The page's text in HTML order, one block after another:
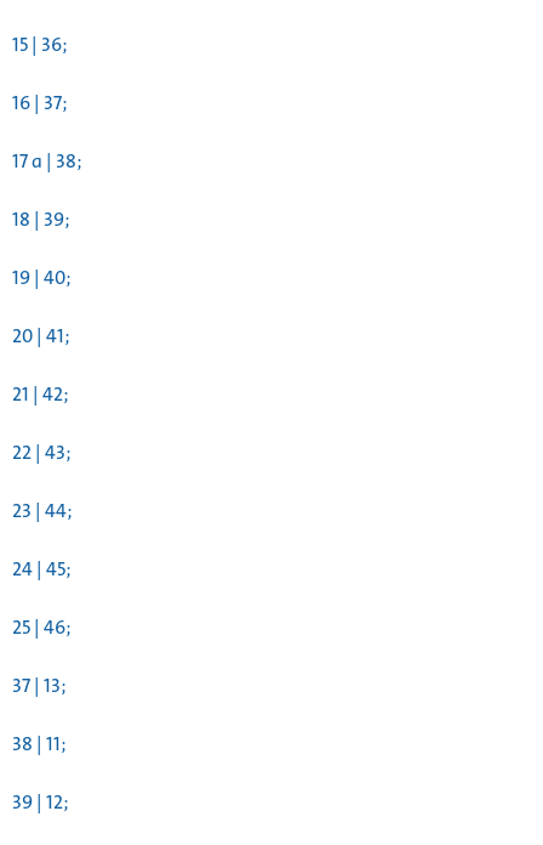
15 | 36;
16 | 37;
17 a | 38;
18 | 39;
19 | 40;
20 | 41;
21 | 42;
22 | 43;
23 | 44;
24 | 45;
25 | 46;
37 | 13;
38 | 11;
39 | 12;